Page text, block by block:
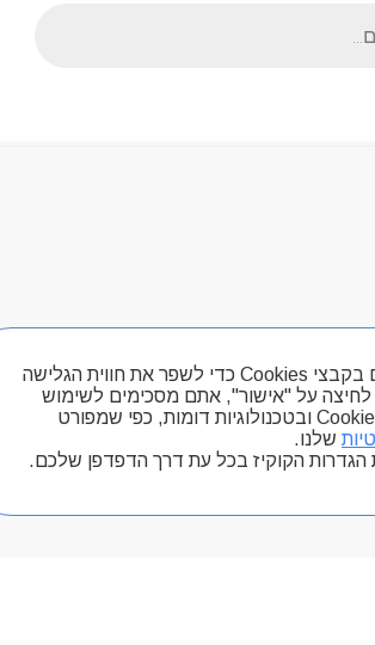
אנו משתמשים בקבצי Cookies כדי לשפר את חווית הגלישה
על "אישור", אתם מסכימים לשימוש
שלנו בקבצי Cookies ובטכנולוגיות דומות, כפי שמפורט
שלנו.
הגדרות הקוקיז בכל עת דרך הדפדפן שלכם.